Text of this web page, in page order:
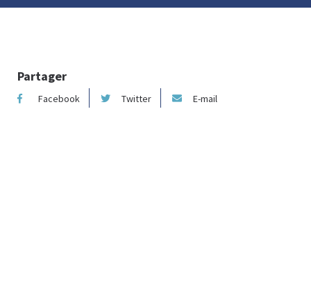
Partager
Facebook Twitter E-mail